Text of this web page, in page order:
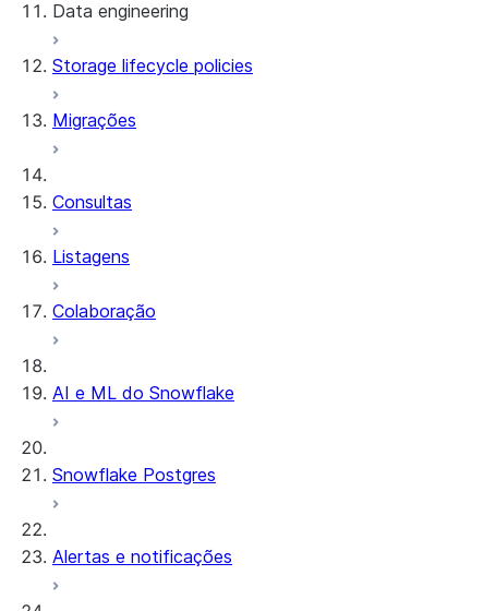
Snowflake Openflow
Apache Iceberg™
Data engineering
Carregamento de dados
Tabelas dinâmicas
DCM Projects
Projetos dbt no Snowflake
Storage lifecycle policies
Migrações
Consultas
Listagens
Colaboração
AI e ML do Snowflake
Snowflake Postgres
Alertas e notificações